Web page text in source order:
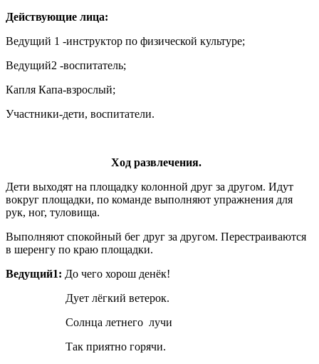
Действующие лица:
Ведущий 1 -инструктор по физической культуре;
Ведущий2 -воспитатель;
Капля Капа-взрослый;
Участники-дети, воспитатели.
Ход развлечения.
Дети выходят на площадку колонной друг за другом. Идут
вокруг площадки, по команде выполняют упражнения для
рук, ног, туловища.
Выполняют спокойный бег друг за другом. Перестраиваются
в шеренгу по краю площадки.
Ведущий1: До чего хорош денёк!
Дует лёгкий ветерок.
Солнца летнего лучи
Так приятно горячи.